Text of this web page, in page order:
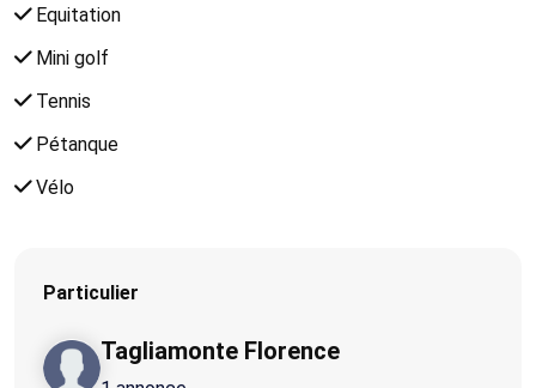
Equitation
Mini golf
Tennis
Pétanque
Vélo
Particulier
Tagliamonte Florence